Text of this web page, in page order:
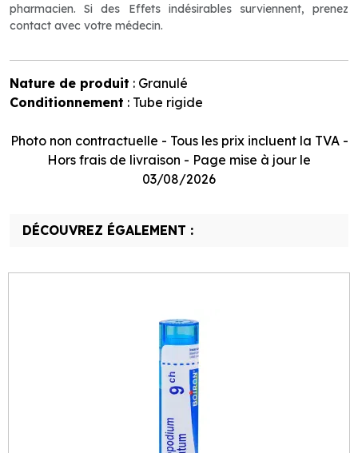
pharmacien. Si des Effets indésirables surviennent, prenez
contact avec votre médecin.
Nature de produit : Granulé
Conditionnement : Tube rigide
Photo non contractuelle - Tous les prix incluent la TVA -
Hors frais de livraison - Page mise à jour le
03/08/2026
DÉCOUVREZ ÉGALEMENT :